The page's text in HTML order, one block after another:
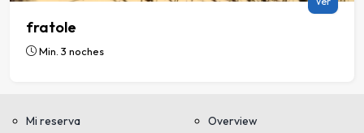
fratole
Min. 3 noches
Mi reserva
Overview